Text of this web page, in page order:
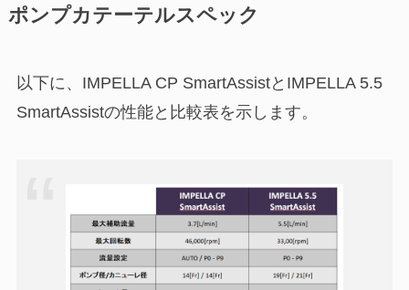
ポンプカテーテルスペック
以下に、IMPELLA CP SmartAssistとIMPELLA 5.5
SmartAssistの性能と比較表を示します。